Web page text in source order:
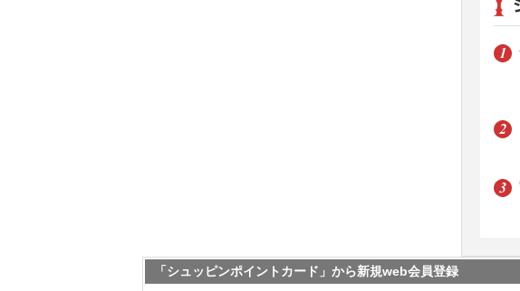
「シュッピンポイントカード」から新規web会員登録